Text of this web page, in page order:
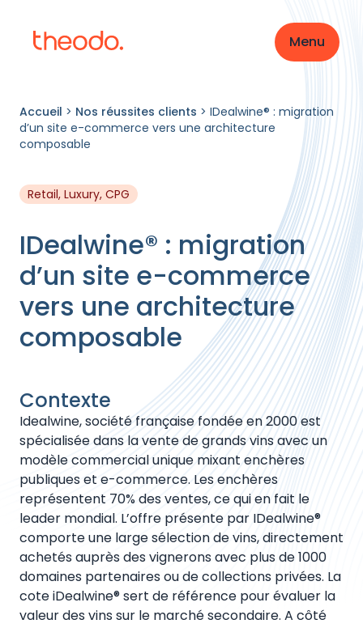
Menu
Accueil > Nos réussites clients > IDealwine® : migration
d’un site e-commerce vers une architecture
composable
Retail, Luxury, CPG
IDealwine® : migration
d’un site e-commerce
vers une architecture
composable
Contexte
Idealwine, société française fondée en 2000 est
spécialisée dans la vente de grands vins avec un
modèle commercial unique mixant enchères
publiques et e-commerce. Les enchères
représentent 70% des ventes, ce qui en fait le
leader mondial. L’offre présente par IDealwine®
comporte une large sélection de vins, directement
achetés auprès des vignerons avec plus de 1000
domaines partenaires ou de collections privées. La
cote iDealwine® sert de référence pour évaluer la
valeur des vins sur le marché secondaire. A côté